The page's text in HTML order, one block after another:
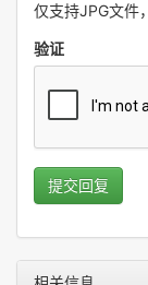
仅支持JPG文件
验证
提交回复